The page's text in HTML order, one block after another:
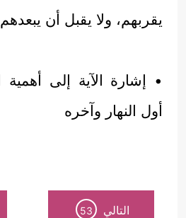
يقربهم، ولا يقبل أن
• إشارة الآية إلى أهمية
أول النهار وآخره
التالي 53